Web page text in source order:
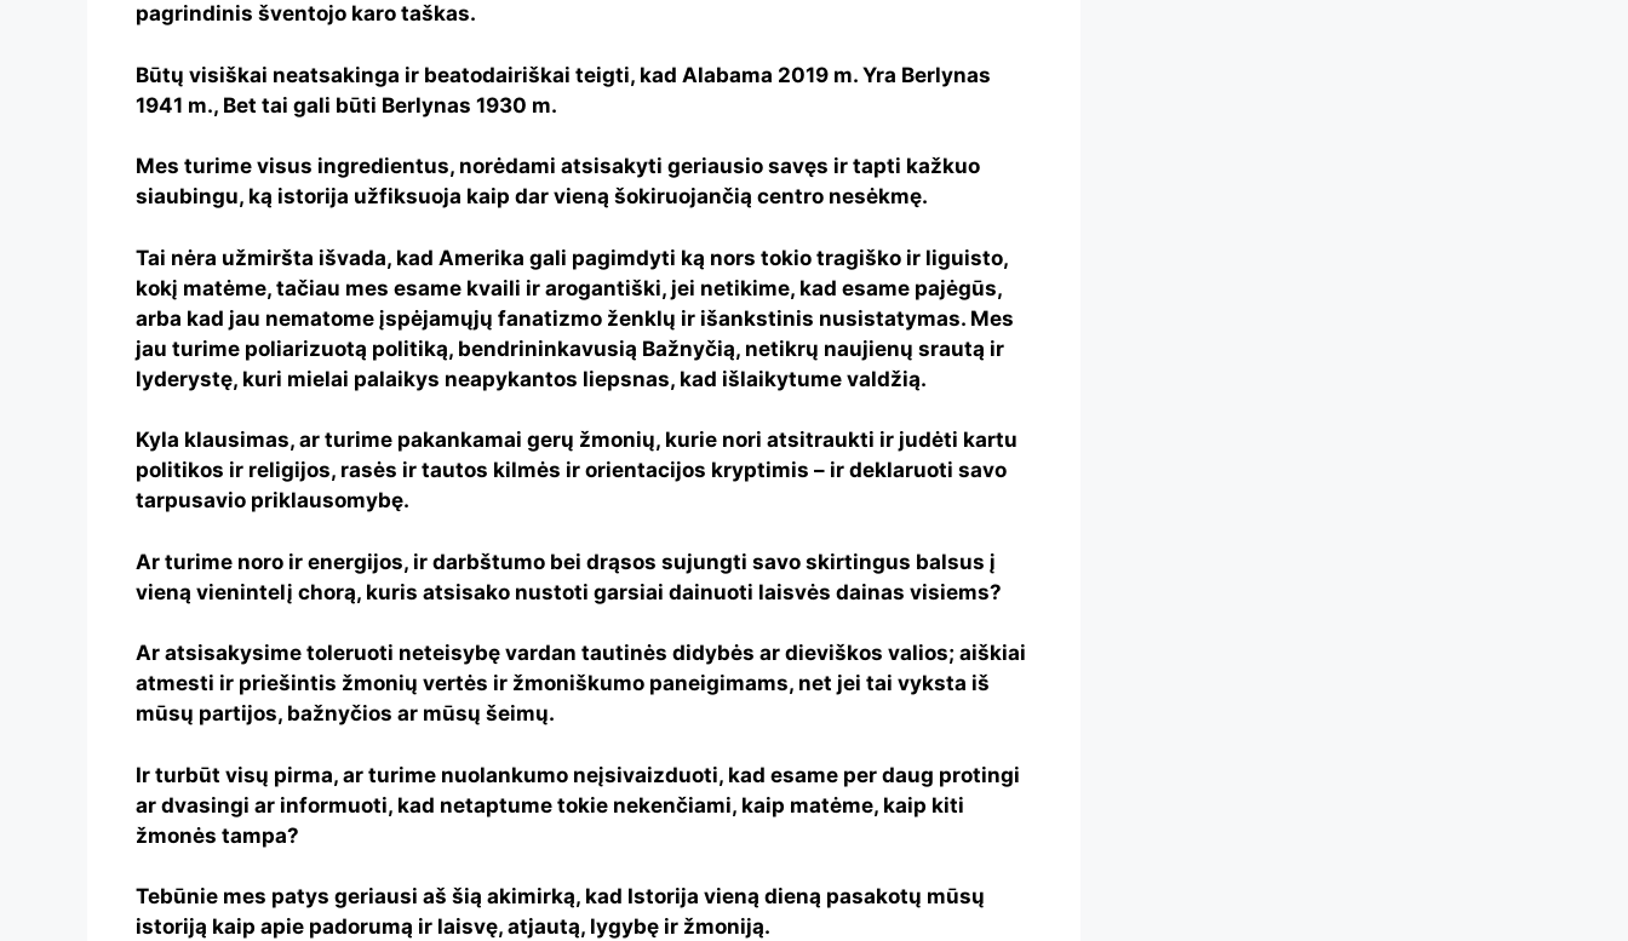
pagrindinis šventojo karo taškas.
Būtų visiškai neatsakinga ir beatodairiškai teigti, kad Alabama 2019 m. Yra Berlynas
1941 m., Bet tai gali būti Berlynas 1930 m.
Mes turime visus ingredientus, norėdami atsisakyti geriausio savęs ir tapti kažkuo
siaubingu, ką istorija užfiksuoja kaip dar vieną šokiruojančią centro nesėkmę.
Tai nėra užmiršta išvada, kad Amerika gali pagimdyti ką nors tokio tragiško ir liguisto,
kokį matėme, tačiau mes esame kvaili ir arogantiški, jei netikime, kad esame pajėgūs,
arba kad jau nematome įspėjamųjų fanatizmo ženklų ir išankstinis nusistatymas. Mes
jau turime poliarizuotą politiką, bendrininkavusią Bažnyčią, netikrų naujienų srautą ir
lyderystę, kuri mielai palaikys neapykantos liepsnas, kad išlaikytume valdžią.
Kyla klausimas, ar turime pakankamai gerų žmonių, kurie nori atsitraukti ir judėti kartu
politikos ir religijos, rasės ir tautos kilmės ir orientacijos kryptimis – ir deklaruoti savo
tarpusavio priklausomybę.
Ar turime noro ir energijos, ir darbštumo bei drąsos sujungti savo skirtingus balsus į
vieną vienintelį chorą, kuris atsisako nustoti garsiai dainuoti laisvės dainas visiems?
Ar atsisakysime toleruoti neteisybę vardan tautinės didybės ar dieviškos valios; aiškiai
atmesti ir priešintis žmonių vertės ir žmoniškumo paneigimams, net jei tai vyksta iš
mūsų partijos, bažnyčios ar mūsų šeimų.
Ir turbūt visų pirma, ar turime nuolankumo neįsivaizduoti, kad esame per daug protingi
ar dvasingi ar informuoti, kad netaptume tokie nekenčiami, kaip matėme, kaip kiti
žmonės tampa?
Tebūnie mes patys geriausi aš šią akimirką, kad Istorija vieną dieną pasakotų mūsų
istoriją kaip apie padorumą ir laisvę, atjautą, lygybę ir žmoniją.